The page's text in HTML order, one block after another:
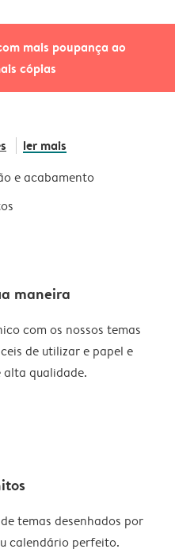
mais poupança ao
cópias
ler mais
e acabamento
maneira
com os nossos temas
de utilizar e papel e
qualidade.
temas desenhados por
calendário perfeito.